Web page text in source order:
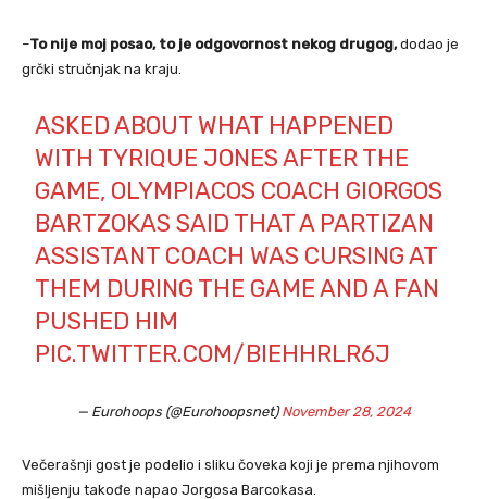
–To nije moj posao, to je odgovornost nekog drugog,dodao je
grčki stručnjak na kraju.
ASKED ABOUT WHAT HAPPENED
WITH TYRIQUE JONES AFTER THE
GAME, OLYMPIACOS COACH GIORGOS
BARTZOKAS SAID THAT A PARTIZAN
ASSISTANT COACH WAS CURSING AT
THEM DURING THE GAME AND A FAN
PUSHED HIM
PIC.TWITTER.COM/BIEHHRLR6J
— Eurohoops (@Eurohoopsnet)November 28, 2024
Večerašnji gost je podelio i sliku čoveka koji je prema njihovom
mišljenju takođe napao Jorgosa Barcokasa.